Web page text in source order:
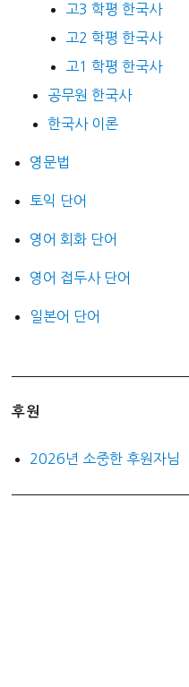
고3 학평 한국사
고2 학평 한국사
고1 학평 한국사
공무원 한국사
한국사 이론
영문법
토익 단어
영어 회화 단어
영어 접두사 단어
일본어 단어
후원
2026년 소중한 후원자님